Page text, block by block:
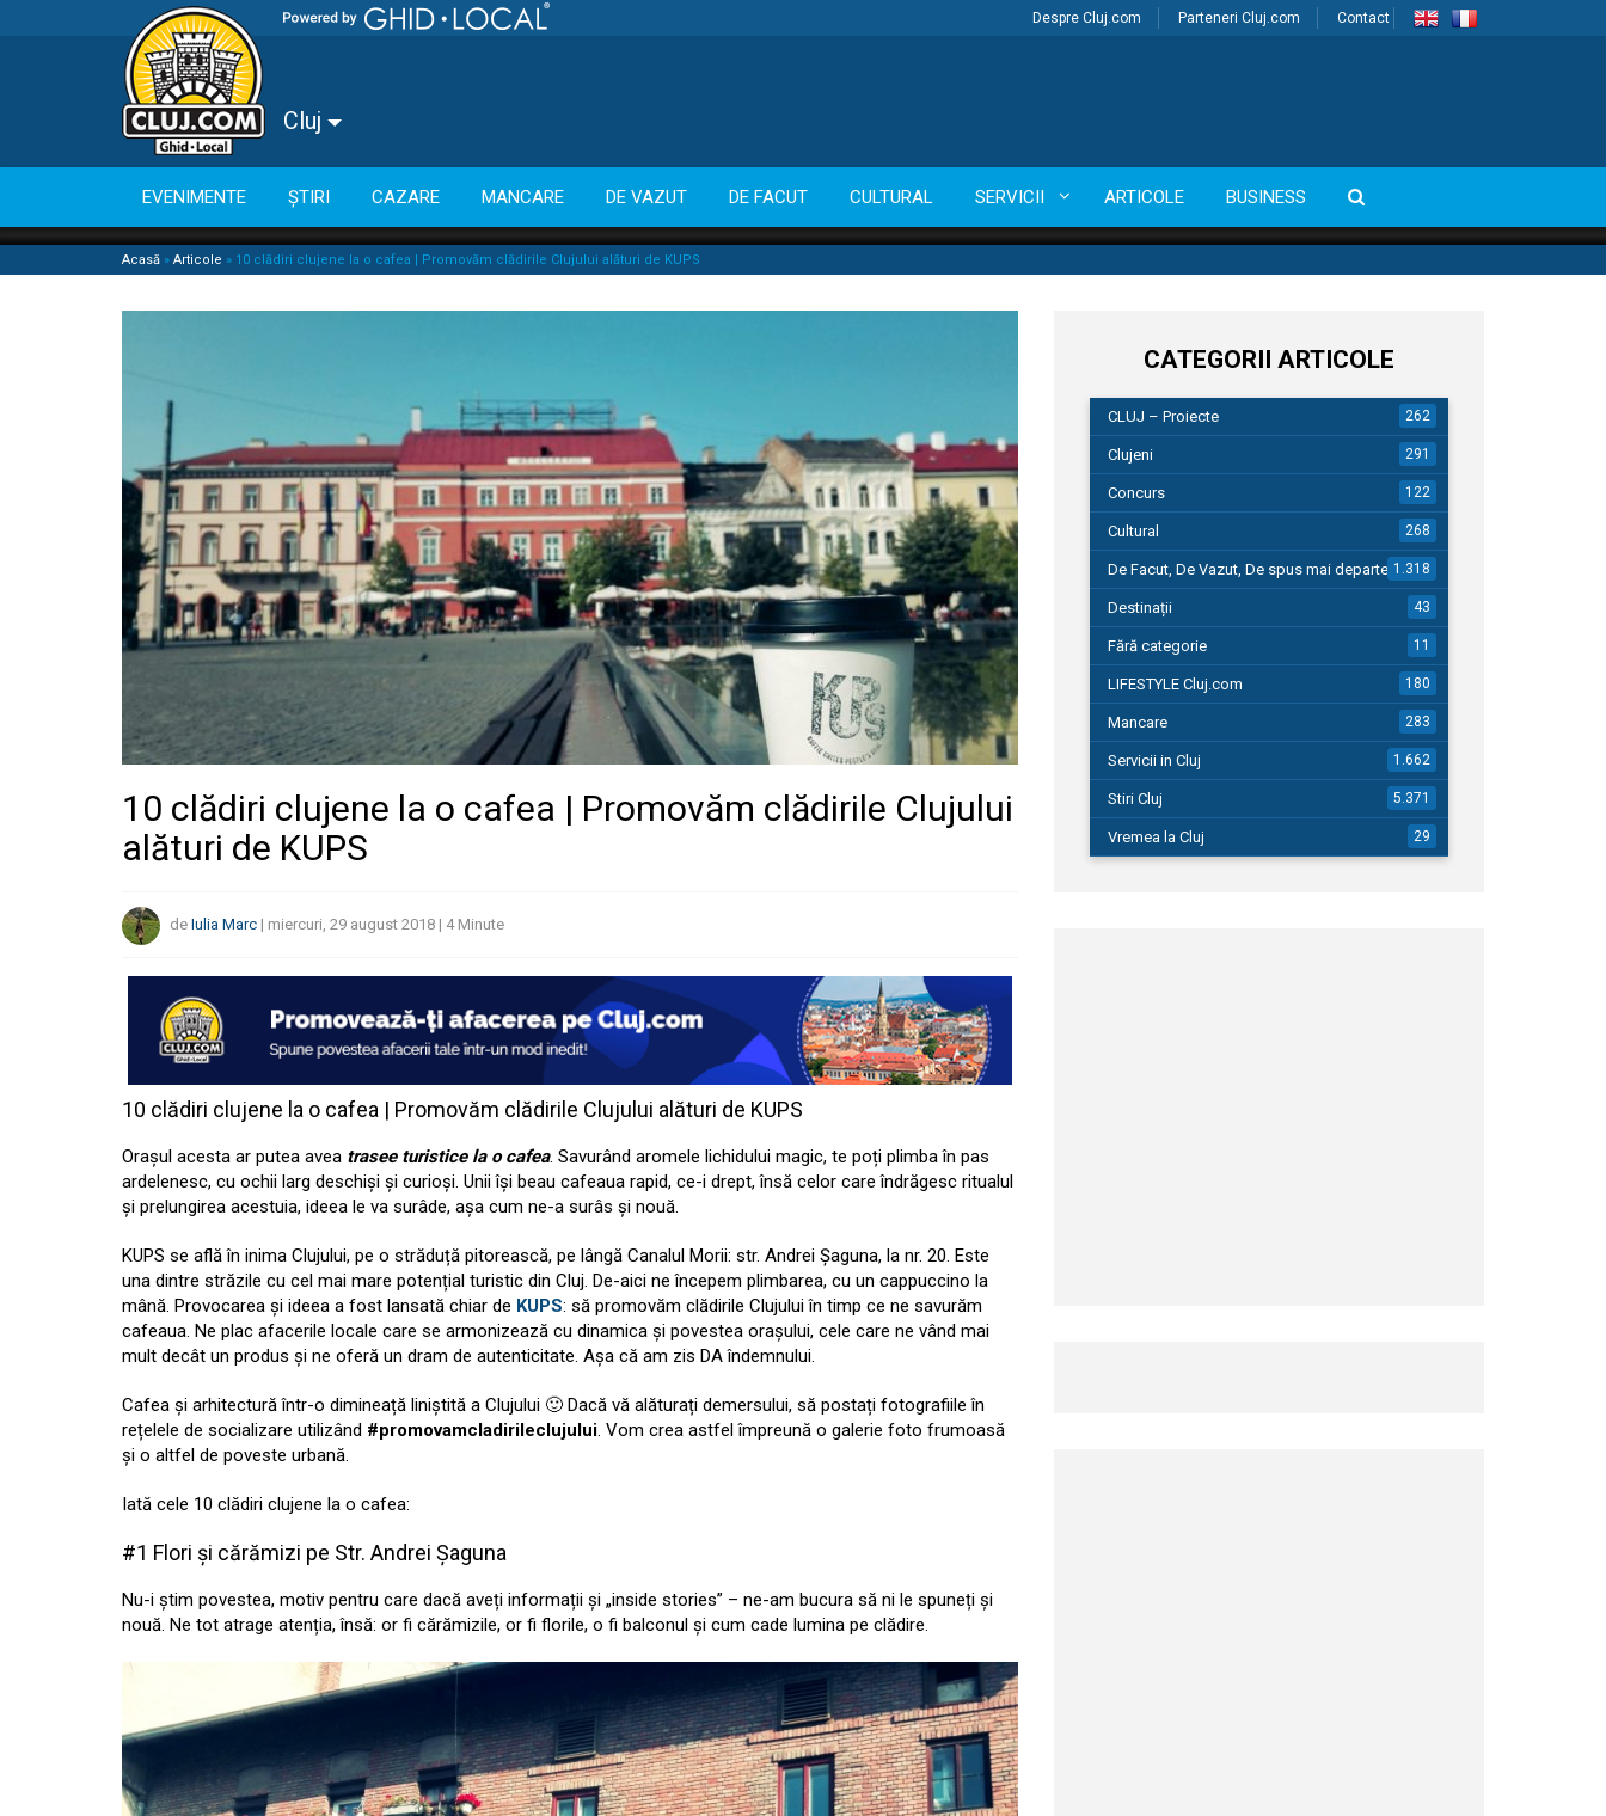
Despre Cluj.com Parteneri Cluj.com Contact
Cluj
EVENIMENTE ȘTIRI CAZARE MANCARE DE VAZUT DE FACUT CULTURAL SERVICII ARTICOLE BUSINESS
Acasă » Articole » 10 clădiri clujene la o cafea | Promovăm clădirile Clujului alături de KUPS
10 clădiri clujene la o cafea | Promovăm clădirile Clujului
alături de KUPS
de Iulia Marc | miercuri, 29 august 2018 | 4 Minute
10 clădiri clujene la o cafea | Promovăm clădirile Clujului alături de KUPS
Orașul acesta ar putea avea trasee turistice la o cafea. Savurând aromele lichidului magic, te poți plimba în pas
ardelenesc, cu ochii larg deschiși și curioși. Unii își beau cafeaua rapid, ce-i drept, însă celor care îndrăgesc ritualul
și prelungirea acestuia, ideea le va surâde, așa cum ne-a surâs și nouă.
KUPS se află în inima Clujului, pe o străduță pitorească, pe lângă Canalul Morii: str. Andrei Șaguna, la nr. 20. Este
una dintre străzile cu cel mai mare potențial turistic din Cluj. De-aici ne începem plimbarea, cu un cappuccino la
mână. Provocarea și ideea a fost lansată chiar de KUPS: să promovăm clădirile Clujului în timp ce ne savurăm
cafeaua. Ne plac afacerile locale care se armonizează cu dinamica și povestea orașului, cele care ne vând mai
mult decât un produs și ne oferă un dram de autenticitate. Așa că am zis DA îndemnului.
Cafea și arhitectură într-o dimineață liniștită a Clujului 🙂 Dacă vă alăturați demersului, să postați fotografiile în
rețelele de socializare utilizând #promovamcladirileclujului. Vom crea astfel împreună o galerie foto frumoasă
și o altfel de poveste urbană.
Iată cele 10 clădiri clujene la o cafea:
#1 Flori și cărămizi pe Str. Andrei Șaguna
Nu-i știm povestea, motiv pentru care dacă aveți informații și „inside stories” – ne-am bucura să ni le spuneți și
nouă. Ne tot atrage atenția, însă: or fi cărămizile, or fi florile, o fi balconul și cum cade lumina pe clădire.
CATEGORII ARTICOLE
CLUJ – Proiecte 262
Clujeni 291
Concurs 122
Cultural 268
De Facut, De Vazut, De spus mai departe…1.318
Destinații 43
Fără categorie 11
LIFESTYLE Cluj.com 180
Mancare 283
Servicii in Cluj 1.662
Stiri Cluj 5.371
Vremea la Cluj 29